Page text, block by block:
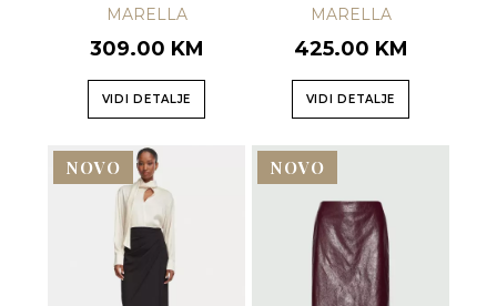
MARELLA
309.00 KM
VIDI DETALJE
MARELLA
425.00 KM
VIDI DETALJE
NOVO NOVO